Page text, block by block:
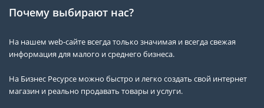
Почему выбирают нас?
На нашем web-сайте всегда только значимая и всегда свежая
информация для малого и среднего бизнеса.
На Бизнес Ресурсе можно быстро и легко создать свой интернет
магазин и реально продавать товары и услуги.